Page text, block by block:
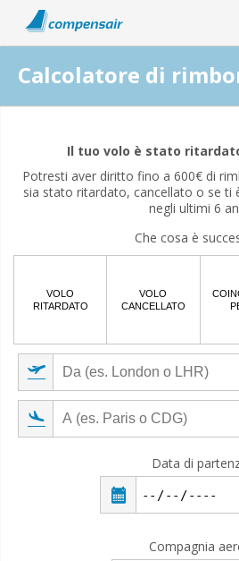
Calcolatore di
coronavirus?
Sì No
Il tuo volo è stato
Potresti aver diritto fino a 600€ di
sia stato ritardato, cancellato o se ti
negli ultimi 6
Che cosa è
VOLO
RITARDATO
VOLO
CANCELLATO
Data di
Compagnia